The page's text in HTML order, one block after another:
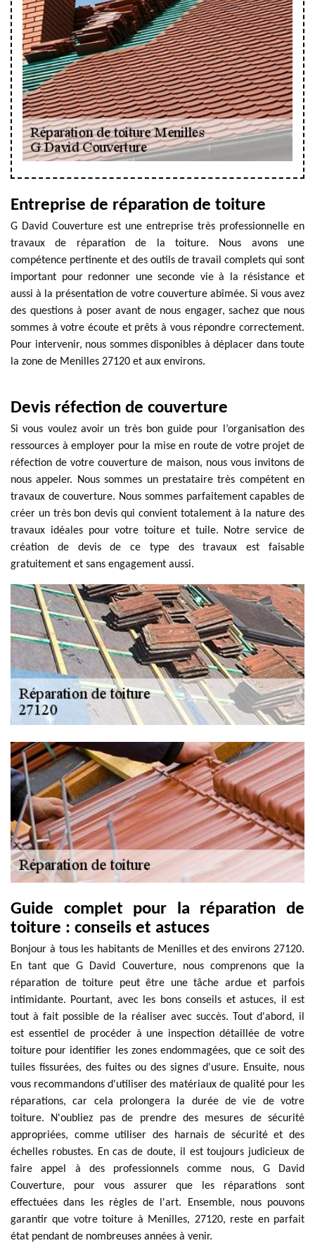
Entreprise de réparation de toiture
G David Couverture est une entreprise très professionnelle en
travaux de réparation de la toiture. Nous avons une
compétence pertinente et des outils de travail complets qui sont
important pour redonner une seconde vie à la résistance et
aussi à la présentation de votre couverture abîmée. Si vous avez
des questions à poser avant de nous engager, sachez que nous
sommes à votre écoute et prêts à vous répondre correctement.
Pour intervenir, nous sommes disponibles à déplacer dans toute
la zone de Menilles 27120 et aux environs.
Devis réfection de couverture
Si vous voulez avoir un très bon guide pour l’organisation des
ressources à employer pour la mise en route de votre projet de
réfection de votre couverture de maison, nous vous invitons de
nous appeler. Nous sommes un prestataire très compétent en
travaux de couverture. Nous sommes parfaitement capables de
créer un très bon devis qui convient totalement à la nature des
travaux idéales pour votre toiture et tuile. Notre service de
création de devis de ce type des travaux est faisable
gratuitement et sans engagement aussi.
Guide complet pour la réparation de
toiture : conseils et astuces
Bonjour à tous les habitants de Menilles et des environs 27120.
En tant que G David Couverture, nous comprenons que la
réparation de toiture peut être une tâche ardue et parfois
intimidante. Pourtant, avec les bons conseils et astuces, il est
tout à fait possible de la réaliser avec succès. Tout d'abord, il
est essentiel de procéder à une inspection détaillée de votre
toiture pour identifier les zones endommagées, que ce soit des
tuiles fissurées, des fuites ou des signes d'usure. Ensuite, nous
vous recommandons d'utiliser des matériaux de qualité pour les
réparations, car cela prolongera la durée de vie de votre
toiture. N'oubliez pas de prendre des mesures de sécurité
appropriées, comme utiliser des harnais de sécurité et des
échelles robustes. En cas de doute, il est toujours judicieux de
faire appel à des professionnels comme nous, G David
Couverture, pour vous assurer que les réparations sont
effectuées dans les règles de l'art. Ensemble, nous pouvons
garantir que votre toiture à Menilles, 27120, reste en parfait
état pendant de nombreuses années à venir.